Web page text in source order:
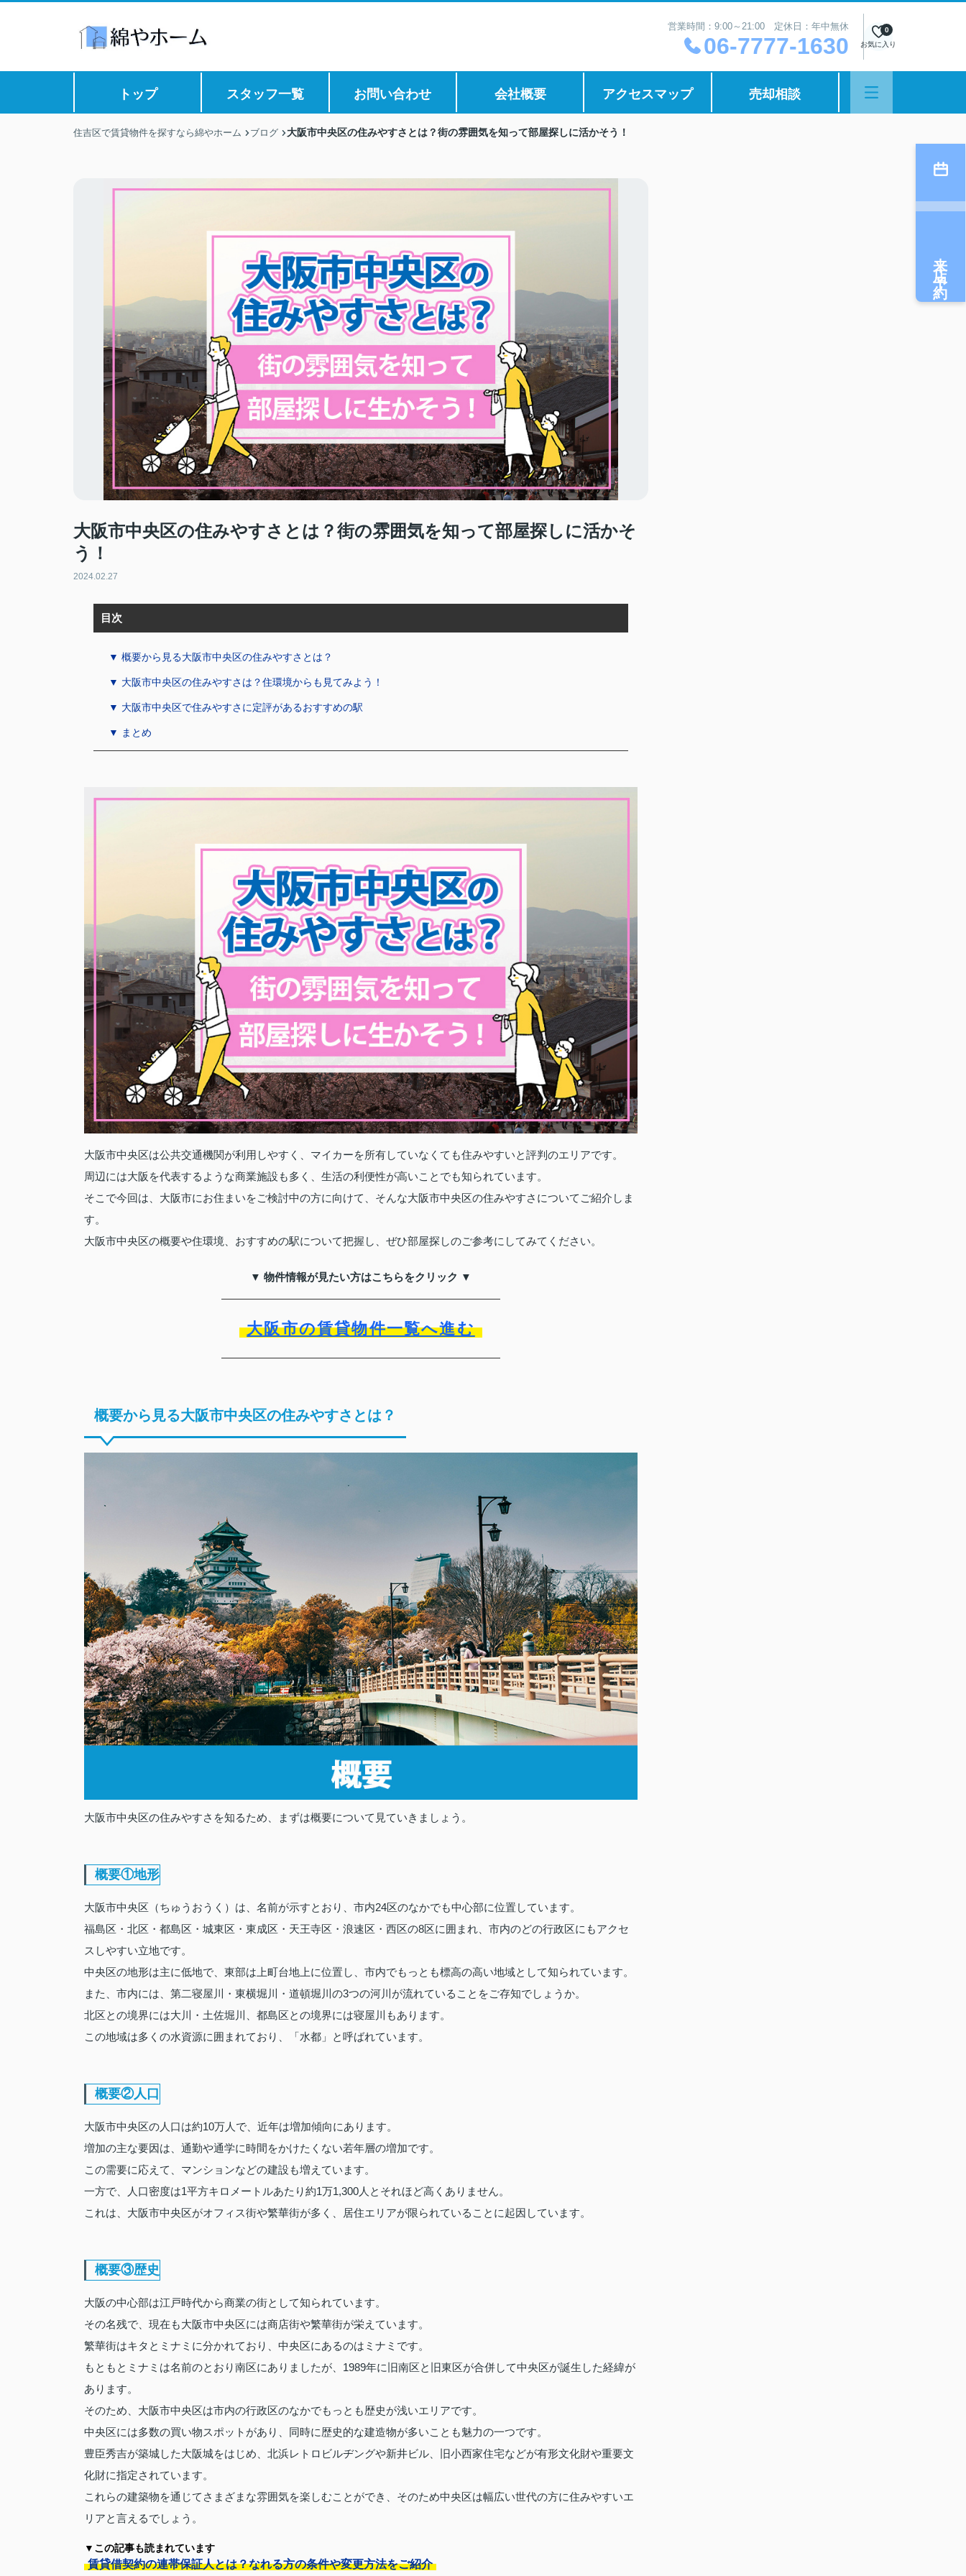
営業時間：9:00～21:00 定休日：年中無休
06-7777-1630 お気に入り
0
トップ スタッフ一覧 お問い合わせ 会社概要 アクセスマップ 売却相談
住吉区で賃貸物件を探すなら綿やホーム ブログ 大阪市中央区の住みやすさとは？街の雰囲気を知って部屋探しに活かそう！
大阪市中央区の住みやすさとは？街の雰囲気を知って部屋探しに活かそ
う！
2024.02.27
目次
▼ 概要から見る大阪市中央区の住みやすさとは？
▼ 大阪市中央区の住みやすさは？住環境からも見てみよう！
▼ 大阪市中央区で住みやすさに定評があるおすすめの駅
▼ まとめ
大阪市中央区は公共交通機関が利用しやすく、マイカーを所有していなくても住みやすいと評判のエリアです。
周辺には大阪を代表するような商業施設も多く、生活の利便性が高いことでも知られています。
そこで今回は、大阪市にお住まいをご検討中の方に向けて、そんな大阪市中央区の住みやすさについてご紹介しま
す。
大阪市中央区の概要や住環境、おすすめの駅について把握し、ぜひ部屋探しのご参考にしてみてください。
▼ 物件情報が見たい方はこちらをクリック ▼
大阪市の賃貸物件一覧へ進む
概要から見る大阪市中央区の住みやすさとは？
大阪市中央区の住みやすさを知るため、まずは概要について見ていきましょう。
概要①地形
大阪市中央区（ちゅうおうく）は、名前が示すとおり、市内24区のなかでも中心部に位置しています。
福島区・北区・都島区・城東区・東成区・天王寺区・浪速区・西区の8区に囲まれ、市内のどの行政区にもアクセ
スしやすい立地です。
中央区の地形は主に低地で、東部は上町台地上に位置し、市内でもっとも標高の高い地域として知られています。
また、市内には、第二寝屋川・東横堀川・道頓堀川の3つの河川が流れていることをご存知でしょうか。
北区との境界には大川・土佐堀川、都島区との境界には寝屋川もあります。
この地域は多くの水資源に囲まれており、「水都」と呼ばれています。
概要②人口
大阪市中央区の人口は約10万人で、近年は増加傾向にあります。
増加の主な要因は、通勤や通学に時間をかけたくない若年層の増加です。
この需要に応えて、マンションなどの建設も増えています。
一方で、人口密度は1平方キロメートルあたり約1万1,300人とそれほど高くありません。
これは、大阪市中央区がオフィス街や繁華街が多く、居住エリアが限られていることに起因しています。
概要③歴史
大阪の中心部は江戸時代から商業の街として知られています。
その名残で、現在も大阪市中央区には商店街や繁華街が栄えています。
繁華街はキタとミナミに分かれており、中央区にあるのはミナミです。
もともとミナミは名前のとおり南区にありましたが、1989年に旧南区と旧東区が合併して中央区が誕生した経緯が
あります。
そのため、大阪市中央区は市内の行政区のなかでもっとも歴史が浅いエリアです。
中央区には多数の買い物スポットがあり、同時に歴史的な建造物が多いことも魅力の一つです。
豊臣秀吉が築城した大阪城をはじめ、北浜レトロビルヂングや新井ビル、旧小西家住宅などが有形文化財や重要文
化財に指定されています。
これらの建築物を通じてさまざまな雰囲気を楽しむことができ、そのため中央区は幅広い世代の方に住みやすいエ
リアと言えるでしょう。
▼この記事も読まれています
賃貸借契約の連帯保証人とは？なれる方の条件や変更方法をご紹介
来店予約